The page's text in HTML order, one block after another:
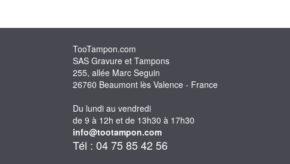
TooTampon.com
SAS Gravure et Tampons
255, allée Marc Seguin
26760 Beaumont lès Valence - France
Du lundi au vendredi
de 9 à 12h et de 13h30 à 17h30
info@tootampon.com
Tél : 04 75 85 42 56